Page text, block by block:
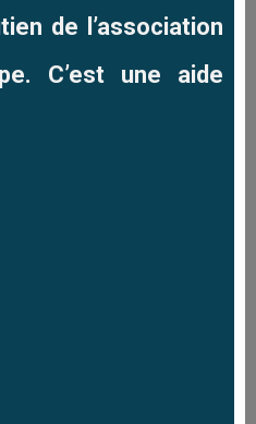
de l’association
C’est une aide